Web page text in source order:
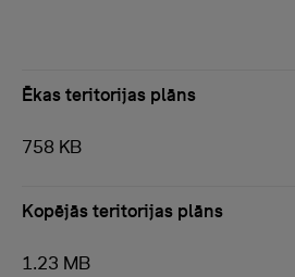
Ēkas teritorijas plāns
758 KB
Kopējās teritorijas plāns
1.23 MB